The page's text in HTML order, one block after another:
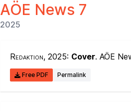
AÖE News 7
2025
Redaktion, 2025: Cover. AÖE
Free PDF Permalink